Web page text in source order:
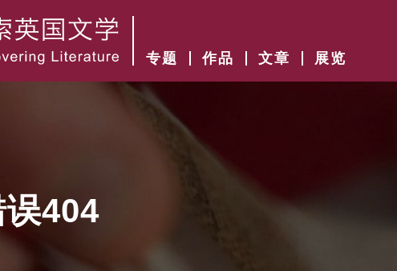
专题 作品 文章 展览
404